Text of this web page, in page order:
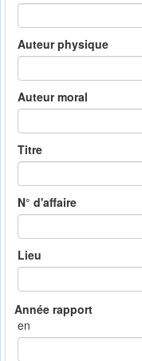
Auteur physique
Auteur moral
Titre
N° d'affaire
Lieu
en